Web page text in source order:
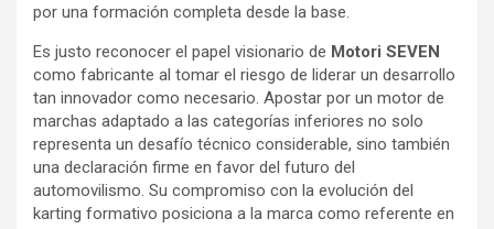
por una formación completa desde la base.
Es justo reconocer el papel visionario de Motori SEVEN
como fabricante al tomar el riesgo de liderar un desarrollo
tan innovador como necesario. Apostar por un motor de
marchas adaptado a las categorías inferiores no solo
representa un desafío técnico considerable, sino también
una declaración firme en favor del futuro del
automovilismo. Su compromiso con la evolución del
karting formativo posiciona a la marca como referente en